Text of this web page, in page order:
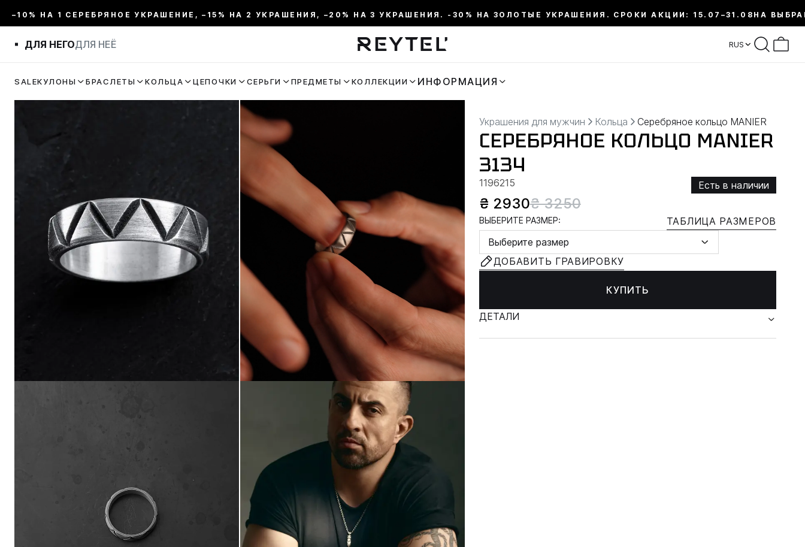
–10% НА 1 СЕРЕБРЯНОЕ УКРАШЕНИЕ, –15% НА 2 УКРАШЕНИЯ, –20% НА 3 УКРАШЕНИЯ. -30% НА ЗОЛОТЫЕ УКРАШЕНИЯ. СРОКИ АКЦИИ: 15.07–31.08 НА
ДЛЯ НЕГОДЛЯ НЕЁ RUS
SALEКУЛОНЫ БРАСЛЕТЫ КОЛЬЦА ЦЕПОЧКИ СЕРЬГИ ПРЕДМЕТЫ КОЛЛЕКЦИИ ИНФОРМАЦИЯ
Украшения для мужчин Кольца Серебряное кольцо MANIER
СЕРЕБРЯНОЕ КОЛЬЦО MANIER
3134
1196215 Есть в наличии
₴ 2930₴ 3250
ВЫБЕРИТЕ РАЗМЕР:
ТАБЛИЦА РАЗМЕРОВ
Выберите размер
ДОБАВИТЬ ГРАВИРОВКУ
КУПИТЬ
ДЕТАЛИ